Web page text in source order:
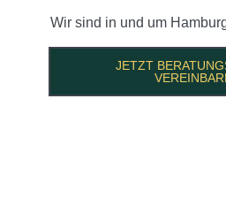
Wir sind in und um
JETZT